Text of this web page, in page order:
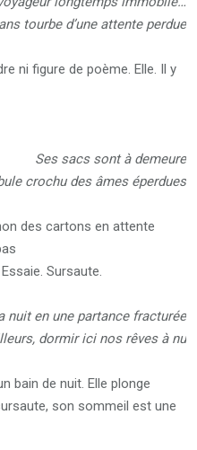
tourbe d’une attente perdue
ni figure de poème. Elle. Il y
Ses sacs sont à demeure
crochu des âmes éperdues
des cartons en attente
Sursaute.
nuit en une partance fracturée
dormir ici nos rêves à nu
bain de nuit. Elle plonge
son sommeil est une